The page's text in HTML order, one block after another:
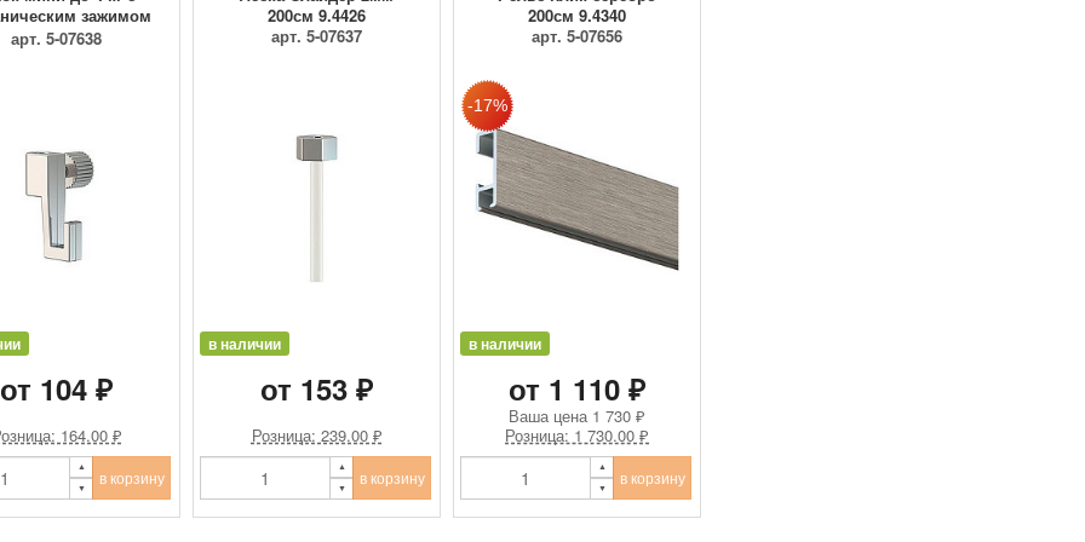
зажимом
9.4205
арт. 5-07638
от 104 ₽
164.00 ₽
в корзину
200см 9.4426
арт. 5-07637
в наличии
от 153 ₽
Розница: 239.00 ₽
в корзину
200см 9.4340
арт. 5-07656
в наличии
от 1 110 ₽
Ваша цена 1 730 ₽
Розница: 1 730.00 ₽
в корзину